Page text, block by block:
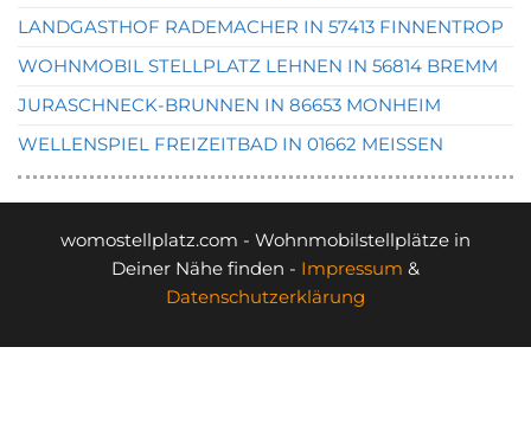
LANDGASTHOF RADEMACHER IN 57413 FINNENTROP
WOHNMOBIL STELLPLATZ LEHNEN IN 56814 BREMM
JURASCHNECK-BRUNNEN IN 86653 MONHEIM
WELLENSPIEL FREIZEITBAD IN 01662 MEISSEN
womostellplatz.com - Wohnmobilstellplätze in
Deiner Nähe finden - Impressum &
Datenschutzerklärung